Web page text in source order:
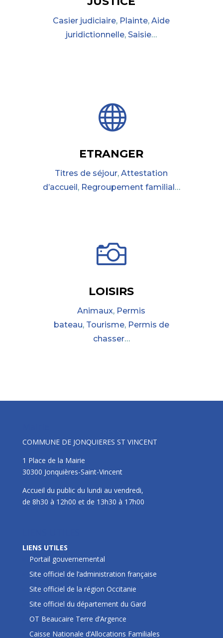
Casier judiciaire, Plainte,Aide
juridictionnelle, Saisie…

ETRANGER
Titres de séjour,Attestation
d’accueil, Regroupement familial…

LOISIRS
Animaux, Permis
bateau, Tourisme, Permis de
chasser…
COMMUNE DE JONQUIERES ST VINCENT
1 Place de la Mairie
30300 Jonquières-Saint-Vincent
Accueil du public du lundi au vendredi,
de 8h30 à 12h00 et de 13h30 à 17h00
LIENS UTILES
Portail gouvernemental
Site officiel de l’administration française
Site officiel de la région Occitanie
Site officiel du département du Gard
OT Beaucaire Terre d’Argence
Caisse Nationale d’Allocations Familiales